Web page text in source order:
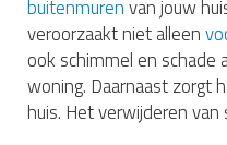
buitenmurenvan jouw
veroorzaakt niet alleen
ook schimmel en schade
woning. Daarnaast zorgt
huis. Het verwijderen